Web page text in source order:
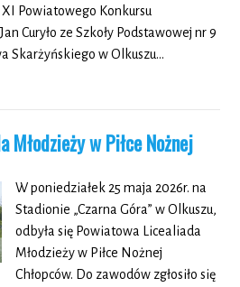
Powiatowego Konkursu
Curyło ze Szkoły Podstawowej nr 9
Skarżyńskiego w Olkuszu…
Młodzieży w Piłce Nożnej
W poniedziałek 25 maja 2026r. na
Stadionie „Czarna Góra” w Olkuszu,
odbyła się Powiatowa Licealiada
Młodzieży w Piłce Nożnej
Chłopców. Do zawodów zgłosiło się